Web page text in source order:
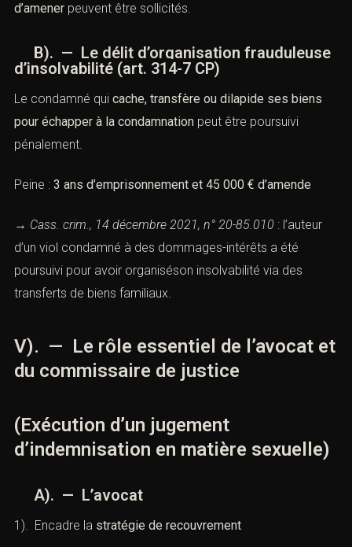
d’amener peuvent être sollicités.
B). — Le délit d’organisation frauduleuse
d’insolvabilité (art. 314-7 CP)
Le condamné qui cache, transfère ou dilapide ses biens
pour échapper à la condamnation peut être poursuivi
pénalement.
Peine : 3 ans d’emprisonnement et 45 000 € d’amende
→ Cass. crim., 14 décembre 2021, n° 20-85.010 : l’auteur
d’un viol condamné à des dommages-intérêts a été
poursuivi pour avoir organiséson insolvabilité via des
transferts de biens familiaux.
V). — Le rôle essentiel de l’avocat et
du commissaire de justice
(Exécution d’un jugement
d’indemnisation en matière sexuelle)
A). — L’avocat
1). Encadre la stratégie de recouvrement